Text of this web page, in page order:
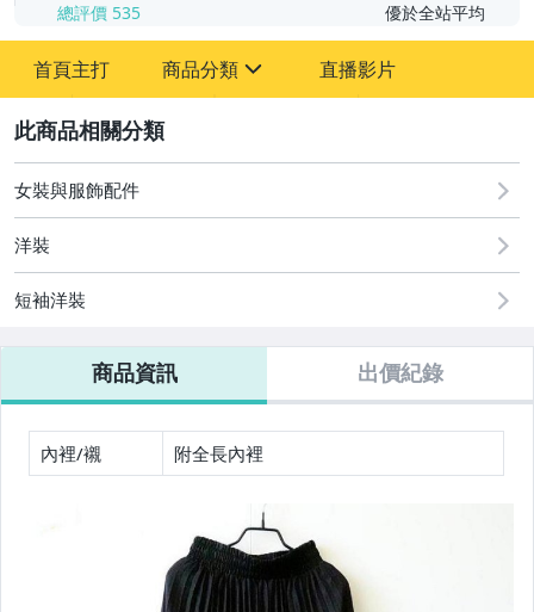
總評價 535 優於全站平均
首頁主打 商品分類
女裝與服飾配件
運動、戶外與休閒
直播影片
女裝與服飾配件
洋裝
短袖洋裝
商品資訊 出價紀錄
內裡/襯 附全長內裡